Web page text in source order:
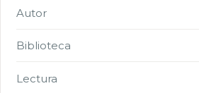
Autor
Biblioteca
Lectura